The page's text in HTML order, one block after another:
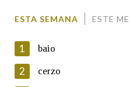
ESTA SEMANA ESTE
1 baio
2 cerzo